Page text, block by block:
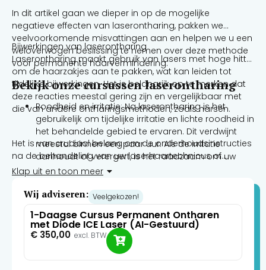
In dit artikel gaan we dieper in op de mogelijke
negatieve effecten van laserontharing, pakken we
veelvoorkomende misvattingen aan en helpen we u een
weloverwogen beslissing te nemen over deze methode
voor permanente haarvermindering.
Bijwerkingen van laserontharing
Laserontharing maakt gebruik van lasers met hoge hitte
om de haarzakjes aan te pakken, wat kan leiden tot
tijdelijke bijwerkingen. Het is belangrijk op te merken dat
deze reacties meestal gering zijn en vergelijkbaar met
die van andere ontharingsmethoden, zoals harsen.
Bekijk onze cursussen laserontharing
Roodheid en irritatie: Na laserontharing is het
gebruikelijk om tijdelijke irritatie en lichte roodheid in
het behandelde gebied te ervaren. Dit verdwijnt
meestal binnen een paar uur. Als de irritatie
aanhoudt of verergert, is het raadzaam om uw
arts of zorgverlener te raadplegen.
bijwerking is een lichte verdonkering of verlichting
van de huid in het behandelde gebied. Personen
met een lichtere huid kunnen donkere vlekken
opmerken, terwijl mensen met een donkere huid
lichtere plekken kunnen waarnemen. Wees gerust,
deze veranderingen zijn meestal tijdelijk en vormen
Het is van cruciaal belang om de onderhoudsinstructies
na de behandeling van uw laserhaartechnicus of
medisch schoonheidsspecialiste op te volgen en
overmatige blootstelling aan de zon te vermijden.
Klap uit en toon meer
Wij adviseren: Veelgekozen!
1-Daagse Cursus Permanent Ontharen
met Diode ICE Laser (AI-Gestuurd)
€ 350,00 excl. BTW